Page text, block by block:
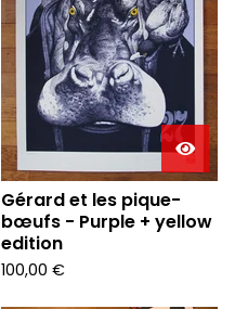
Gérard et les pique-
bœufs - Purple + yellow
edition
100,00 €